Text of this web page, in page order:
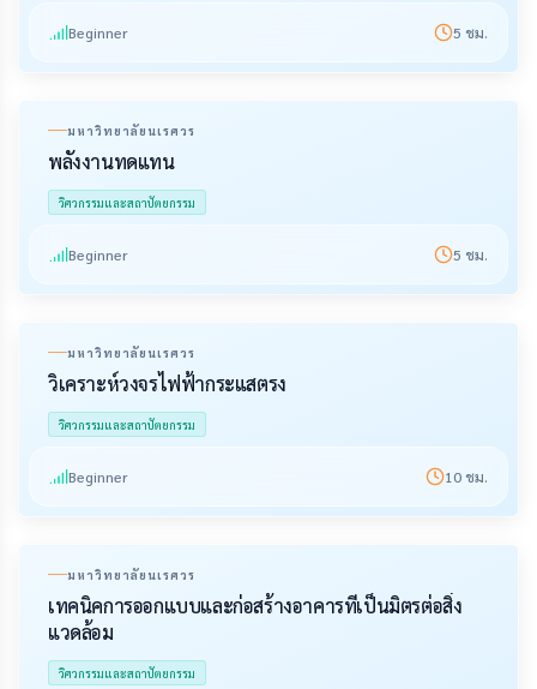
Beginner 5 ชม.
มหาวิทยาลัยนเรศวร
พลังงานทดแทน
วิศวกรรมและสถาปัตยกรรม
Beginner 5 ชม.
มหาวิทยาลัยนเรศวร
วิเคราะห์วงจรไฟฟ้ากระแสตรง
วิศวกรรมและสถาปัตยกรรม
Beginner 10 ชม.
มหาวิทยาลัยนเรศวร
เทคนิคการออกแบบและก่อสร้างอาคารที่เป็นมิตรต่อสิ่ง
แวดล้อม
วิศวกรรมและสถาปัตยกรรม